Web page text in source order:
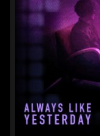
Oberer
► Dia
Oberer
Alltag
Oberer
► Die
Oberer
► Imperator
Oberer
Oberer
► Der
Oberer